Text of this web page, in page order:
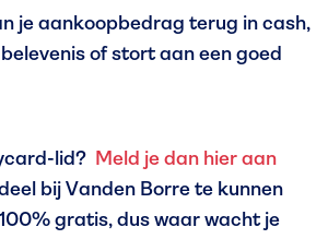
je aankoopbedrag terug in cash,
of stort aan een goed
lid? Meld je dan hier aan
bij Vanden Borre te kunnen
gratis, dus waar wacht je